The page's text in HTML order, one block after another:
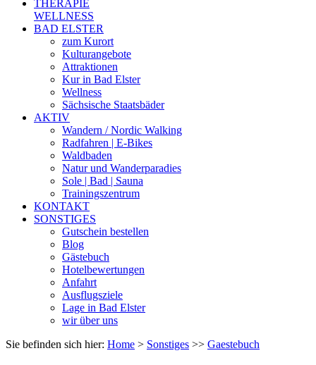
THERAPIE
WELLNESS
BAD ELSTER
zum Kurort
Kulturangebote
Attraktionen
Kur in Bad Elster
Wellness
Sächsische Staatsbäder
AKTIV
Wandern / Nordic Walking
Radfahren | E-Bikes
Waldbaden
Natur und Wanderparadies
Sole | Bad | Sauna
Trainingszentrum
KONTAKT
SONSTIGES
Gutschein bestellen
Blog
Gästebuch
Hotelbewertungen
Anfahrt
Ausflugsziele
Lage in Bad Elster
wir über uns
Sie befinden sich hier: Home > Sonstiges >> Gaestebuch